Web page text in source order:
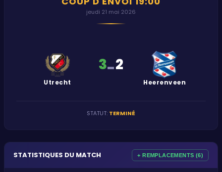
jeudi 21 mai 2026
Utrecht
3-2
Heerenveen
STATUT: TERMINÉ
STATISTIQUES DU MATCH + REMPLACEMENTS (6)